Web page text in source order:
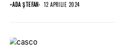
•ADA ȘTEFAN 12 APRILIE 2024